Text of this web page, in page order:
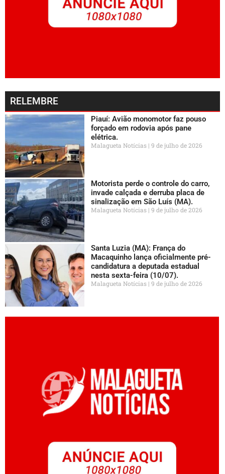
RELEMBRE
Piauí: Avião monomotor faz pouso
forçado em rodovia após pane
elétrica.
Malagueta Notícias 9 de julho de 2026
Motorista perde o controle do carro,
invade calçada e derruba placa de
sinalização em São Luís (MA).
Malagueta Notícias 9 de julho de 2026
Santa Luzia (MA): França do
Macaquinho lança oficialmente pré-
candidatura a deputada estadual
nesta sexta-feira (10/07).
Malagueta Notícias 9 de julho de 2026